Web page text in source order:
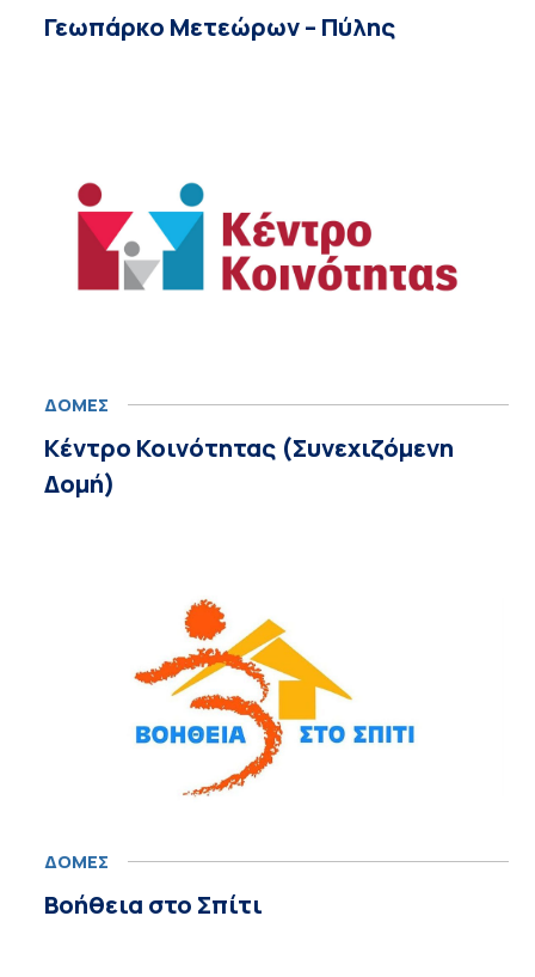
Γεωπάρκο Μετεώρων – Πύλης
ΔΟΜΕΣ
Κέντρο Κοινότητας (Συνεχιζόμενη
Δομή)
ΔΟΜΕΣ
Βοήθεια στο Σπίτι